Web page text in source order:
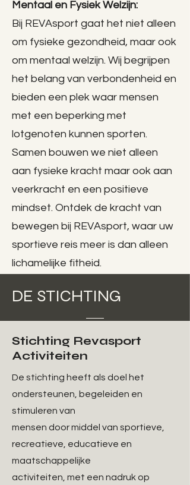
Mentaal en Fysiek Welzijn:
Bij REVAsport gaat het niet alleen
om fysieke gezondheid, maar ook
om mentaal welzijn. Wij begrijpen
het belang van verbondenheid en
bieden een plek waar mensen
met een beperking met
lotgenoten kunnen sporten.
Samen bouwen we niet alleen
aan fysieke kracht maar ook aan
veerkracht en een positieve
mindset. Ontdek de kracht van
bewegen bij REVAsport, waar uw
sportieve reis meer is dan alleen
lichamelijke fitheid.
DE STICHTING
Stichting Revasport
Activiteiten
De stichting heeft als doel het
ondersteunen, begeleiden en
stimuleren van
mensen door middel van sportieve,
recreatieve, educatieve en
maatschappelijke
activiteiten, met een nadruk op